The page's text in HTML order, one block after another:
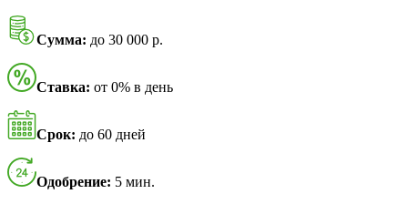
Сумма: до 30 000 р.
Ставка: от 0% в день
Срок: до 60 дней
Одобрение: 5 мин.